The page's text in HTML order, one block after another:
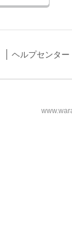
ヘルプセンター